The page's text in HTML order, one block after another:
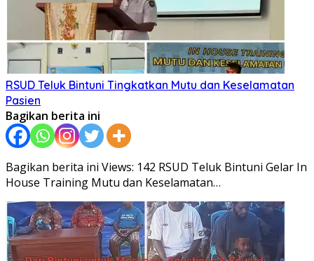
RSUD Teluk Bintuni Tingkatkan Mutu dan Keselamatan
Pasien
Bagikan berita ini
Bagikan berita ini Views: 142 RSUD Teluk Bintuni Gelar In
House Training Mutu dan Keselamatan…